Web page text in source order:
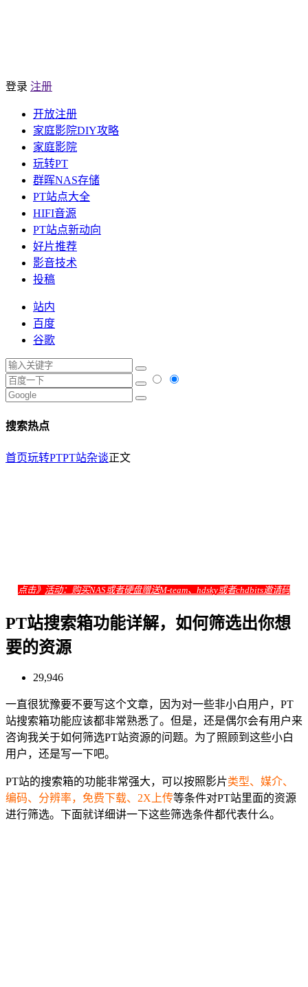
登录 注册
开放注册
家庭影院DIY攻略
家庭影院
玩转PT
群晖NAS存储
PT站点大全
HIFI音源
PT站点新动向
好片推荐
影音技术
投稿
站内
百度
谷歌
搜索热点
首页玩转PTPT站杂谈正文
点击》 活动：购买NAS或者硬盘赠送M-team、hdsky或者chdbits邀请码
PT站搜索箱功能详解，如何筛选出你想
要的资源
29,946
一直很犹豫要不要写这个文章，因为对一些非小白用户，PT
站搜索箱功能应该都非常熟悉了。但是，还是偶尔会有用户来
咨询我关于如何筛选PT站资源的问题。为了照顾到这些小白
用户，还是写一下吧。
PT站的搜索箱的功能非常强大，可以按照影片类型、媒介、
编码、分辨率，免费下载、2X上传等条件对PT站里面的资源
进行筛选。下面就详细讲一下这些筛选条件都代表什么。